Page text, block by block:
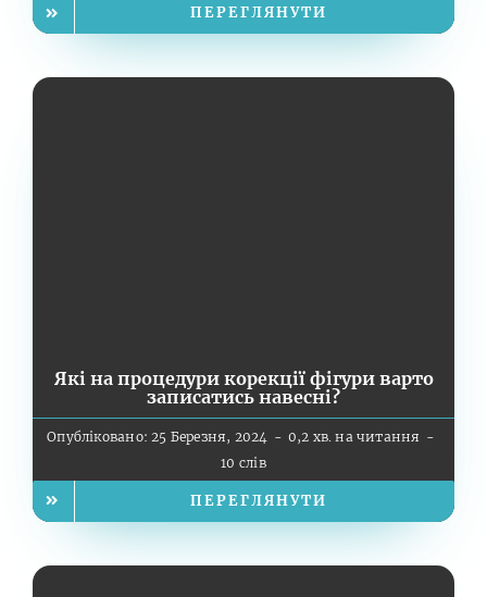
ПЕРЕГЛЯНУТИ
Які на процедури корекції фігури варто
записатись навесні?
Опубліковано: 25 Березня, 2024 - 0,2 хв. на читання -
10 слів
ПЕРЕГЛЯНУТИ